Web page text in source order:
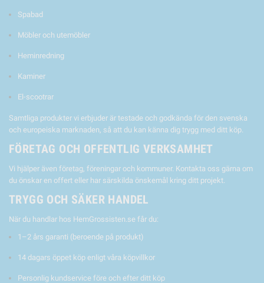
Spabad
Möbler och utemöbler
Heminredning
Kaminer
El-scootrar
Samtliga produkter vi erbjuder är testade och godkända för den svenska
och europeiska marknaden, så att du kan känna dig trygg med ditt köp.
FÖRETAG OCH OFFENTLIG VERKSAMHET
Vi hjälper även företag, föreningar och kommuner. Kontakta oss gärna om
du önskar en offert eller har särskilda önskemål kring ditt projekt.
TRYGG OCH SÄKER HANDEL
När du handlar hos HemGrossisten.se får du:
1–2 års garanti (beroende på produkt)
14 dagars öppet köp enligt våra köpvillkor
Personlig kundservice före och efter ditt köp